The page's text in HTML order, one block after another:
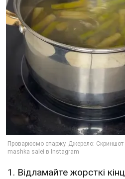
1. Відламайте жорсткі